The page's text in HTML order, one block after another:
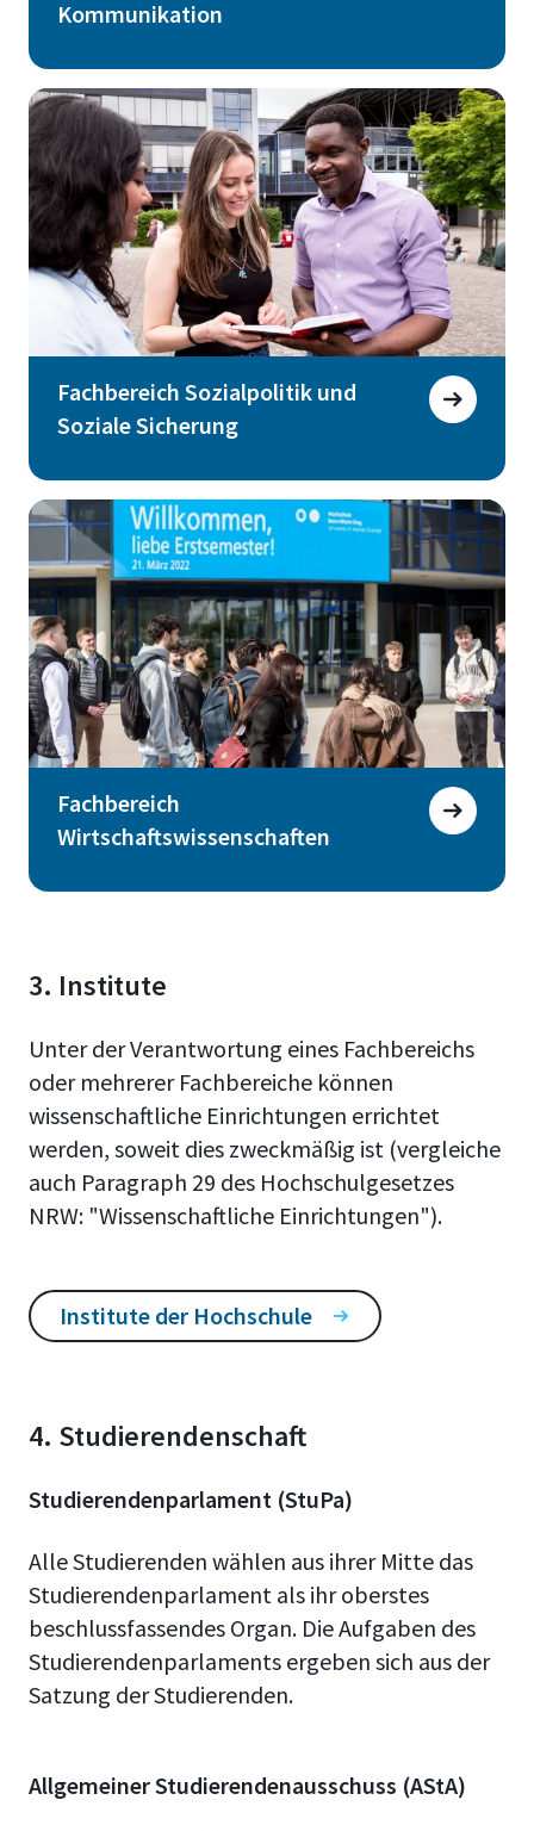
Kommunikation
Fachbereich Sozialpolitik und
Soziale Sicherung
Fachbereich
Wirtschaftswissenschaften
3. Institute
Unter der Verantwortung eines Fachbereichs
oder mehrerer Fachbereiche können
wissenschaftliche Einrichtungen errichtet
werden, soweit dies zweckmäßig ist (vergleiche
auch Paragraph 29 des Hochschulgesetzes
NRW: "Wissenschaftliche Einrichtungen").
Institute der Hochschule
4. Studierendenschaft
Studierendenparlament (StuPa)
Alle Studierenden wählen aus ihrer Mitte das
Studierendenparlament als ihr oberstes
beschlussfassendes Organ. Die Aufgaben des
Studierendenparlaments ergeben sich aus der
Satzung der Studierenden.
Allgemeiner Studierendenausschuss (AStA)